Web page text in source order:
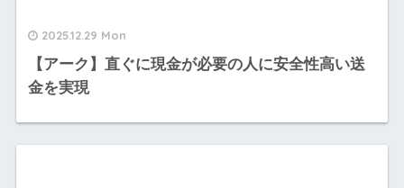
2025.12.29 Mon
【アーク】直ぐに現金が必要の人に安全性高い送
金を実現